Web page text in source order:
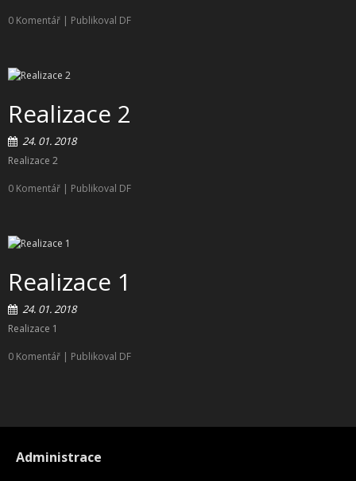
O NÁS
OBCHODNÍ PODMÍNKY
0 Komentář | Publikoval DF
Realizace 2
24. 01. 2018
Realizace 2
0 Komentář | Publikoval DF
Realizace 1
24. 01. 2018
Realizace 1
0 Komentář | Publikoval DF
Administrace